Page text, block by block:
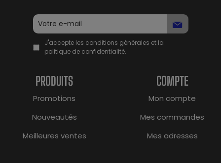
J'accepte les conditions générales et la
politique de confidentialité.
PRODUITS
Promotions
Nouveautés
Meilleures ventes
COMPTE
Mon compte
Mes commandes
Mes adresses